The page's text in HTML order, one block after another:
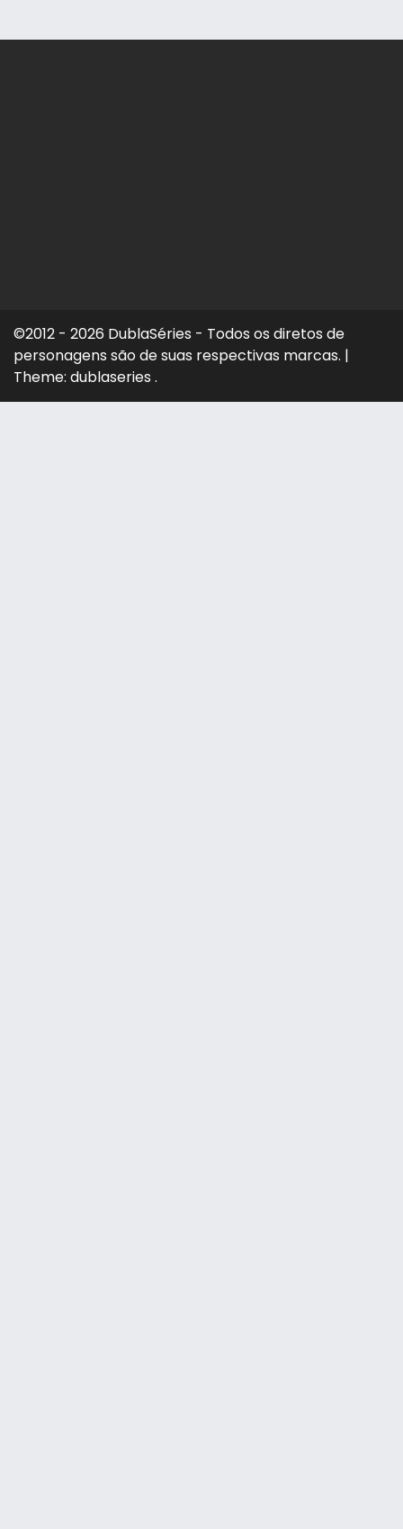
©2012 - 2026 DublaSéries - Todos os diretos de
personagens são de suas respectivas marcas. |
Theme: dublaseries .